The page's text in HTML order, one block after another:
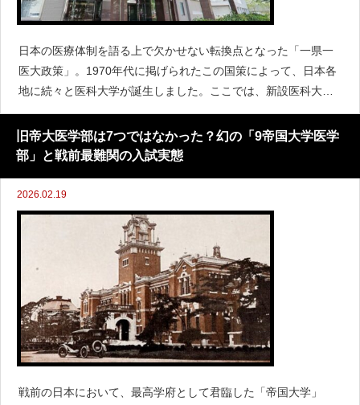
日本の医療体制を語る上で欠かせない転換点となった「一県一
医大政策」。1970年代に掲げられたこの国策によって、日本各
地に続々と医科大学が誕生しました。ここでは、新設医科大学
が設立された背景や、現在の日本の医療においてどのような役
割・影響力を持っているのかを大学ごとに解説します。「一
旧帝大医学部は7つではなかった？幻の「9帝国大学医学
部」と戦前最難関の入試実態
2026.02.19
戦前の日本において、最高学府として君臨した「帝国大学」